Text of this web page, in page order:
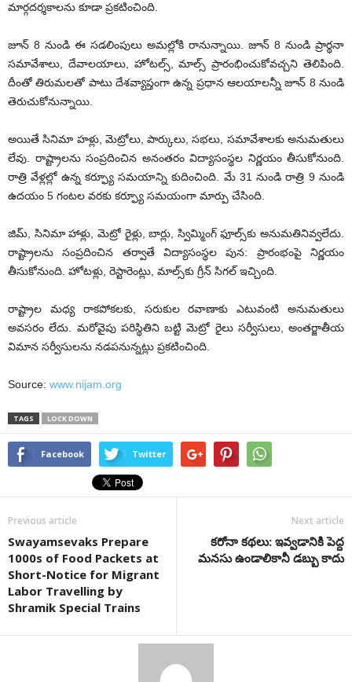
మార్గదర్శకాలను కూడా ప్రకటించింది.
జూన్‌ 8 నుండి ఈ సడలింపులు అమల్లోకి రానున్నాయి. జూన్‌ 8 నుండి ప్రార్థనా
సమావేశాలు, దేవాలయాలు, హోటల్స్‌, మాల్స్‌ ప్రారంభించుకోవచ్చని తెలిపింది.
దీంతో తిరుమలతో పాటు దేశవ్యాప్తంగా ఉన్న ప్రధాన ఆలయాలన్నీ జూన్‌ 8 నుండి
తెరుచుకోనున్నాయి.
అయితే సినిమా హళ్లు, మెట్రోలు, పార్కులు, సభలు, సమావేశాలకు అనుమతులు
లేవు. రాష్ట్రాలను సంప్రదించిన అనంతరం విద్యాసంస్థల నిర్ణయం తీసుకోనుంది.
రాత్రి వేళ్లల్లో ఉన్న కర్ఫ్యూ సమయాన్ని కుదించింది. మే 31 నుండి రాత్రి 9 నుండి
ఉదయం 5 గంటల వరకు కర్ఫ్యూ సమయంగా మార్పు చేసింది.
జిమ్‌, సినిమా హాళ్లు, మెట్రో రైళ్లు, బార్లు, స్విమ్మింగ్‌ ఫూల్స్‌కు అనుమతినివ్వలేదు.
రాష్ట్రాలను సంప్రదించిన తర్వాతే విద్యాసంస్థల పున: ప్రారంభంపై నిర్ణయం
తీసుకోనుంది. హోటళ్లు, రెస్టారెంట్లు, మాల్స్‌కు గ్రీన్‌ సిగల్‌ ఇచ్చింది.
రాష్ట్రాల మధ్య రాకపోకలకు, సరుకుల రవాణాకు ఎటువంటి అనుమతులు
అవసరం లేదు. మరోవైపు పరిస్థితిని బట్టి మెట్రో రైలు సర్వీసులు, అంతర్జాతీయ
విమాన సర్వీసులను నడపనున్నట్లు ప్రకటించింది.
Source: www.nijam.org
TAGS LOCK DOWN
Facebook Twitter
Previous article
Swayamsevaks Prepare
1000s of Food Packets at
Short-Notice for Migrant
Labor Travelling by
Shramik Special Trains
Next article
కరోనా కథలు: ఇవ్వడానికి పెద్ద
మనసు ఉండాలికానీ డబ్బు కాదు